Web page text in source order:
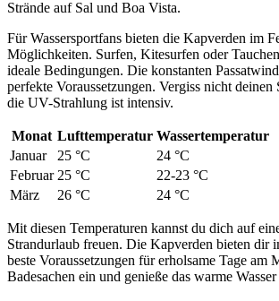
Strände auf Sal und Boa Vista.
Für Wassersportfans bieten die Kapverden im
Möglichkeiten. Surfen, Kitesurfen oder
ideale Bedingungen. Die konstanten
perfekte Voraussetzungen. Vergiss nicht deinen
die UV-Strahlung ist intensiv.
Monat Lufttemperatur Wassertemperatur
Januar
25 °C
24 °C
Februar 25 °C
22-23 °C
März
26 °C 24 °C
Mit diesen Temperaturen kannst du dich auf
Strandurlaub freuen. Die Kapverden bieten dir
beste Voraussetzungen für erholsame Tage am
Badesachen ein und genieße das warme